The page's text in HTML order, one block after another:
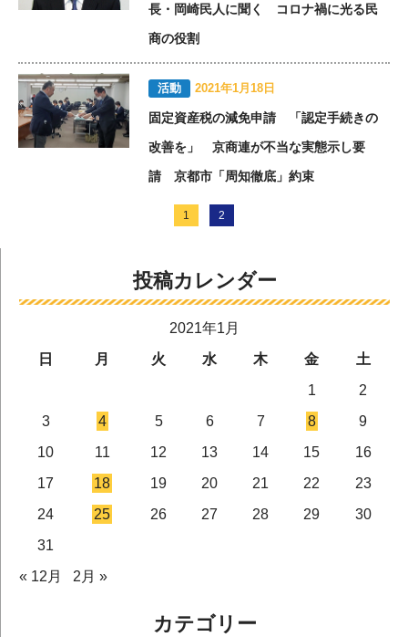
長・岡崎民人に聞く コロナ禍に光る民
商の役割
活動 2021年1月18日
固定資産税の減免申請 「認定手続きの
改善を」 京商連が不当な実態示し要
請 京都市「周知徹底」約束
1 2
投稿カレンダー
2021年1月
日
月 火 水 木 金
土
1
2
3
4 5 6 7 8
9
10
11 12 13 14 15
16
17
18 19 20 21 22
23
24
25 26 27 28 29
30
31
« 12月
2月 »
カテゴリー